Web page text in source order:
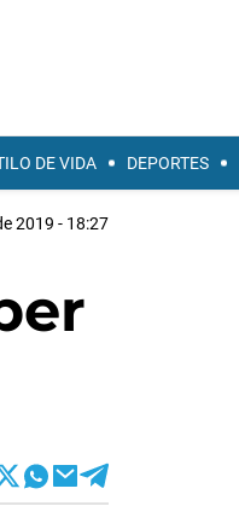
DE VIDA DEPORTES
2019 - 18:27